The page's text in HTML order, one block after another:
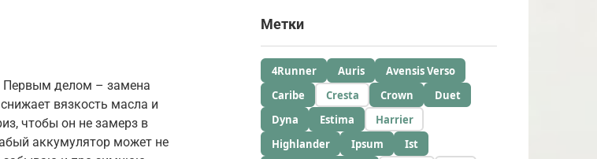
Первым делом – замена
вязкость масла и
чтобы он не замерз в
аккумулятор может не
Метки
4Runner Auris
Avensis Verso
Caribe
Cresta Crown
Duet
Dyna
Estima
Harrier
Highlander
Ipsum
Ist